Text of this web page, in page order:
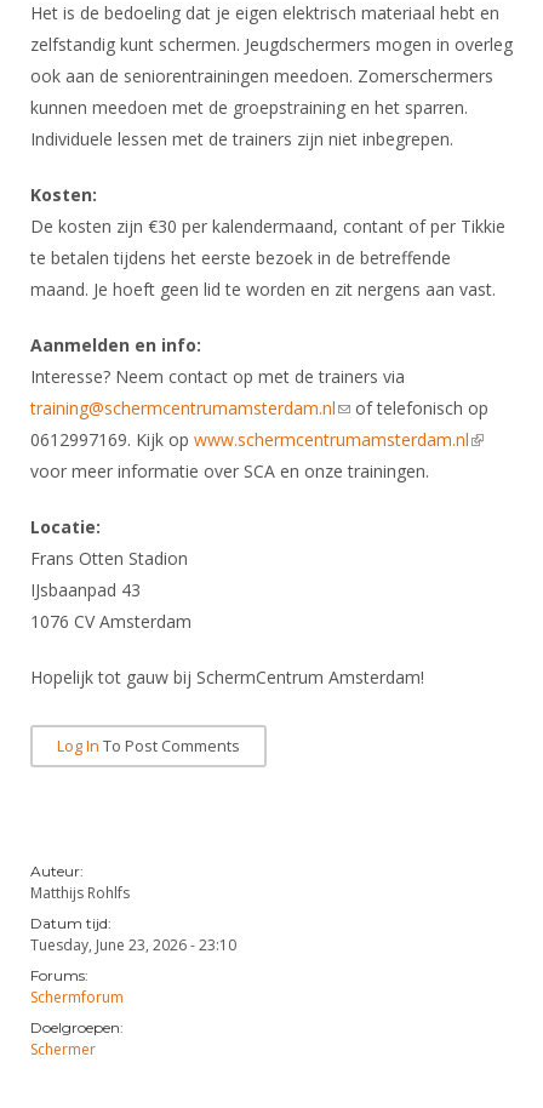
Alle Verenigingen
Nieuws
Verenigingsondersteuning
Oprichting Vereniging
Overschrijven leden
Veteranenwedstrijden
Wedstrijdorganisatie
Nieuws
Scheidsrechterslijst
Import inschrijvingen uit Nahouw
Verwerk wedstrijduitslagen
NK organiseren
Promotie en logo
Geschiedenis van het schermen
Opleidingen
Tuchtzaken
Archief
Infotheek
ALV
Het is de bedoeling dat je eigen elektrisch materiaal hebt en
zelfstandig kunt schermen. Jeugdschermers mogen in overleg
ook aan de seniorentrainingen meedoen. Zomerschermers
kunnen meedoen met de groepstraining en het sparren.
Individuele lessen met de trainers zijn niet inbegrepen.
Kosten:
De kosten zijn €30 per kalendermaand, contant of per Tikkie
te betalen tijdens het eerste bezoek in de betreffende
maand. Je hoeft geen lid te worden en zit nergens aan vast.
Aanmelden en info:
Interesse? Neem contact op met de trainers via
training@schermcentrumamsterdam.nl(link sends e-mail)
of telefonisch op
0612997169. Kijk op www.schermcentrumamsterdam.nl(link is
voor meer informatie over SCA en onze trainingen.
Locatie:
Frans Otten Stadion
IJsbaanpad 43
1076 CV Amsterdam
Hopelijk tot gauw bij SchermCentrum Amsterdam!
Log In To Post Comments
Auteur:
Matthijs Rohlfs
Datum tijd:
Tuesday, June 23, 2026 - 23:10
Forums:
Schermforum
Doelgroepen:
Schermer